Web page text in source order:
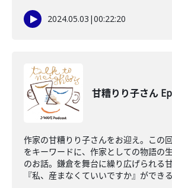
2024.05.03 |00:22:20
甘糟りり子さん
作家の甘糟りり子さんをお迎え。この
をキーワードに、作家としての物語の
のお話。鎌倉を舞台に繰り広げられる
『私、産まなくていいですか』ができ